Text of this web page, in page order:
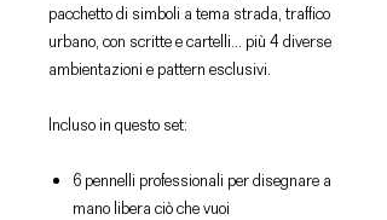
pacchetto di simboli a tema strada, traffico
urbano, con scritte e cartelli... più 4 diverse
ambientazioni e pattern esclusivi.
Incluso in questo set:
6 pennelli professionali per disegnare a
mano libera ciò che vuoi